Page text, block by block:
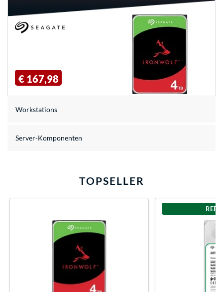
€ 167,98
Workstations
Server-Komponenten
TOPSELLER